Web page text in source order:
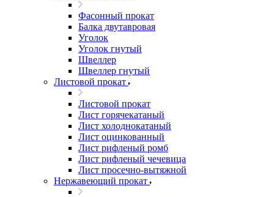
Фасонный прокат
Балка двутавровая
Уголок
Уголок гнутый
Швеллер
Швеллер гнутый
Листовой прокат
Листовой прокат
Лист горячекатаный
Лист холоднокатаный
Лист оцинкованный
Лист рифленый ромб
Лист рифленый чечевица
Лист просечно-вытяжной
Нержавеющий прокат